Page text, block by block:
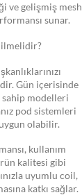
ve gelişmiş mesh
sunar.
Gün içerisinde
sahip modelleri
pod sistemleri
olabilir.
kullanım
kalitesi gibi
uyumlu coil,
katkı sağlar.